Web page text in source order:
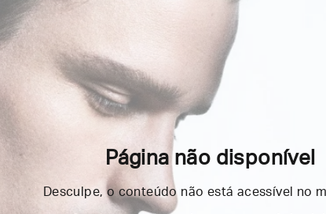
Página não disponível
Desculpe, o conteúdo não está acessível no